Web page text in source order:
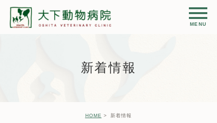
新着情報
HOME 新着情報